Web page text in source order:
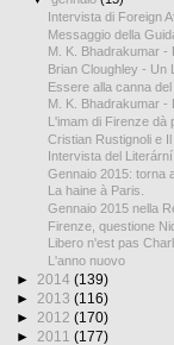
Intervista di Foreign
Messaggio della
M. K. Bhadrakumar -
Brian Cloughley - Un
Essere alla canna del
M. K. Bhadrakumar -
L'imam di Firenze dà
Cristian Rustignoli e Il
Intervista del
Gennaio 2015: torna
La haine à Paris.
Gennaio 2015 nella
Firenze, questione
Libero n'est pas
L'anno nuovo
► 2014 (139)
► 2013 (116)
► 2012 (170)
► 2011 (177)